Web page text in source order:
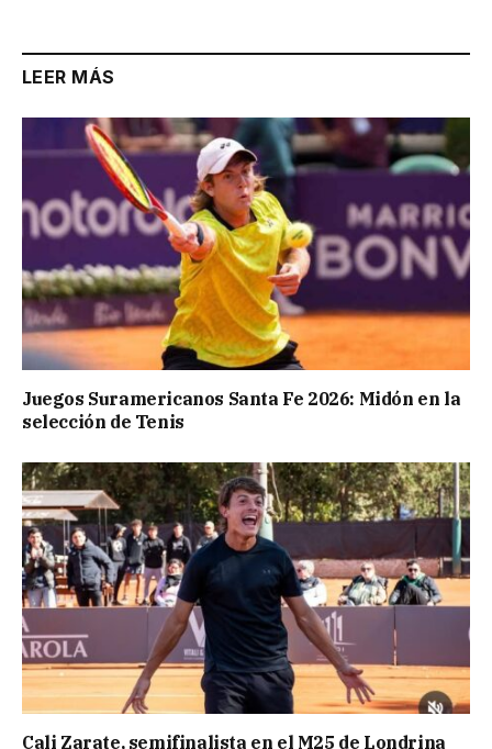
LEER MÁS
Juegos Suramericanos Santa Fe 2026: Midón en la
selección de Tenis
Cali Zarate, semifinalista en el M25 de Londrina